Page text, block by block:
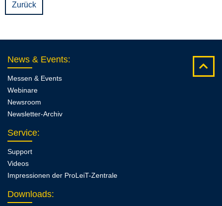
Zurück
News & Events:
Messen & Events
Webinare
Newsroom
Newsletter-Archiv
Service:
Support
Videos
Impressionen der ProLeiT-Zentrale
Downloads: